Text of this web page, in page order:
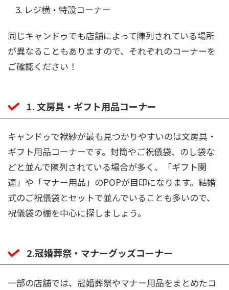
レジ横・特設コーナー
同じキャンドゥでも店舗によって陳列されている場所
が異なることもありますので、それぞれのコーナーを
ご確認ください！
1. 文房具・ギフト用品コーナー
キャンドゥで袱紗が最も見つかりやすいのは文房具・
ギフト用品コーナーです。封筒やご祝儀袋、のし袋な
どと並んで陳列されている場合が多く、「ギフト関
連」や「マナー用品」のPOPが目印になります。結婚
式のご祝儀袋とセットで並んでいることも多いので、
祝儀袋の棚を中心に探しましょう。
2.冠婚葬祭・マナーグッズコーナー
一部の店舗では、冠婚葬祭やマナー用品をまとめたコ